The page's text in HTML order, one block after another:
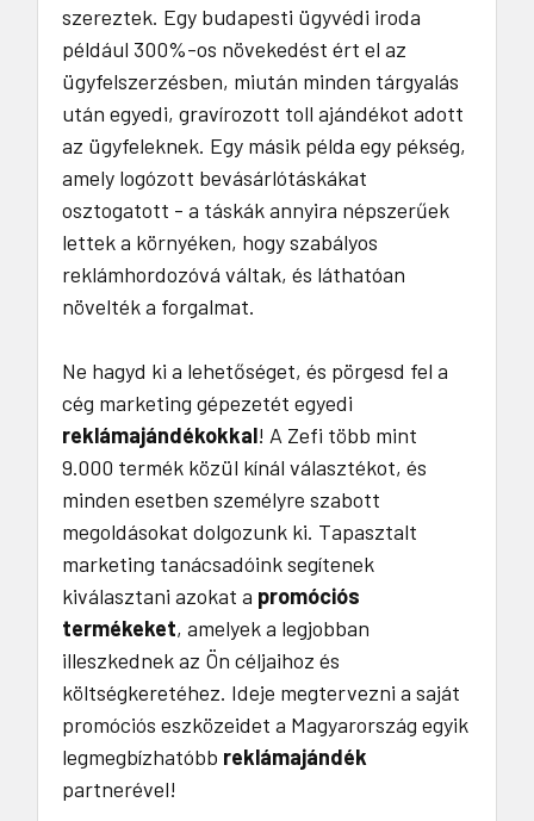
szereztek. Egy budapesti ügyvédi iroda
például 300%-os növekedést ért el az
ügyfelszerzésben, miután minden tárgyalás
után egyedi, gravírozott toll ajándékot adott
az ügyfeleknek. Egy másik példa egy pékség,
amely logózott bevásárlótáskákat
osztogatott - a táskák annyira népszerűek
lettek a környéken, hogy szabályos
reklámhordozóvá váltak, és láthatóan
növelték a forgalmat.
Ne hagyd ki a lehetőséget, és pörgesd fel a
cég marketing gépezetét egyedi
reklámajándékokkal! A Zefi több mint
9.000 termék közül kínál választékot, és
minden esetben személyre szabott
megoldásokat dolgozunk ki. Tapasztalt
marketing tanácsadóink segítenek
kiválasztani azokat a promóciós
termékeket, amelyek a legjobban
illeszkednek az Ön céljaihoz és
költségkeretéhez. Ideje megtervezni a saját
promóciós eszközeidet a Magyarország egyik
legmegbízhatóbb reklámajándék
partnerével!